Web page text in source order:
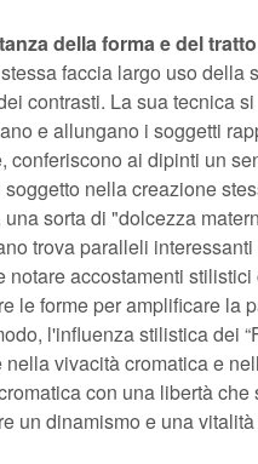
della forma e del tratto
faccia largo uso della
contrasti. La sua tecnica
e allungano i soggetti
conferiscono ai dipinti un
nella creazione
una sorta di "dolcezza
trova paralleli
notare accostamenti
le forme per amplificare la
l'influenza stilistica dei
nella vivacità cromatica e
con una libertà
un dinamismo e una